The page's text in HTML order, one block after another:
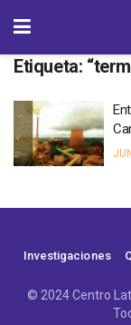
Etiqueta:
Investigaciones
© 2024 Centro